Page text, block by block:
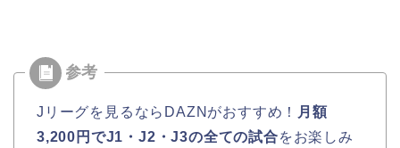
Jリーグを見るならDAZNがおすすめ！
月額
3,200円でJ1・J2・J3の全ての試合をお楽しみ